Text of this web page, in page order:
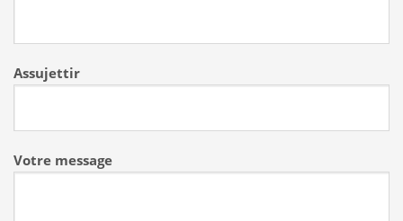
Assujettir
Votre message